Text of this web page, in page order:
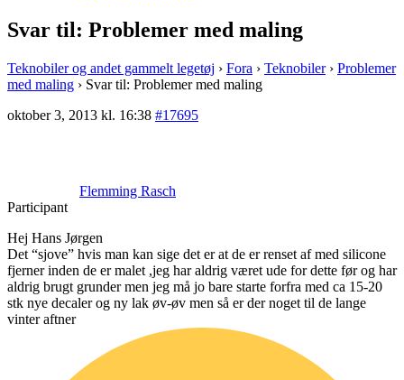
Svar til: Problemer med maling
Teknobiler og andet gammelt legetøj › Fora › Teknobiler › Problemer
med maling › Svar til: Problemer med maling
oktober 3, 2013 kl. 16:38 #17695
Flemming Rasch
Participant
Hej Hans Jørgen
Det “sjove” hvis man kan sige det er at de er renset af med silicone
fjerner inden de er malet ,jeg har aldrig været ude for dette før og har
aldrig brugt grunder men jeg må jo bare starte forfra med ca 15-20
stk nye decaler og ny lak øv-øv men så er der noget til de lange
vinter aftner